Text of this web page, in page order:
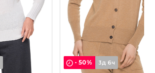
-50% 3д 6ч